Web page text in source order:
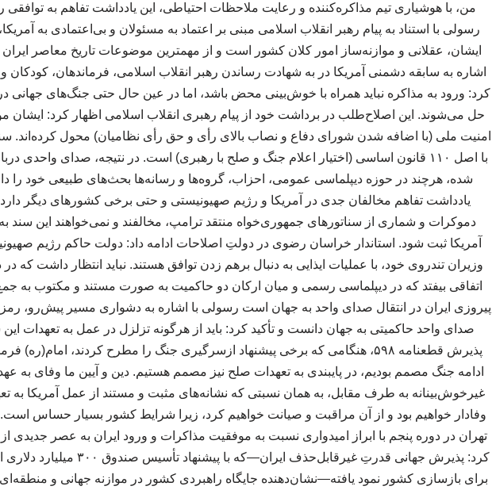
من، با هوشیاری تیم مذاکره‌کننده و رعایت ملاحظات احتیاطی، این یادداشت تفاهم به
رسولی با استناد به پیام رهبر انقلاب اسلامی مبنی بر اعتماد به مسئولان و بی‌اعتمادی به
ایشان، عقلانی و موازنه‌ساز امور کلان کشور است و از مهمترین موضوعات تاریخ معاصر
اشاره به سابقه دشمنی آمریکا در به شهادت رساندن رهبر انقلاب اسلامی، فرماندهان،
کرد: ورود به مذاکره نباید همراه با خوش‌بینی محض باشد، اما در عین حال حتی جنگ‌های جهانی
حل می‌شوند. این اصلاح‌طلب در برداشت خود از پیام رهبری انقلاب اسلامی اظهار کرد: ایشان
امنیت ملی (با اضافه شدن شورای دفاع و نصاب بالای رأی و حق رأی نظامیان) محول کرده‌اند.
با اصل ۱۱۰ قانون اساسی (اختیار اعلام جنگ و صلح با رهبری) است. در نتیجه، صدای واحدی
شده، هرچند در حوزه دیپلماسی عمومی، احزاب، گروه‌ها و رسانه‌ها بحث‌های طبیعی خود را
یادداشت تفاهم مخالفان جدی در آمریکا و رژیم صهیونیستی و حتی برخی کشورهای دیگر
دموکرات و شماری از سناتورهای جمهوری‌خواه منتقد ترامپ، مخالفند و نمی‌خواهند این سند
آمریکا ثبت شود. استاندار خراسان رضوی در دولتِ اصلاحات ادامه داد: دولت حاکم رژیم
وزیران تندروی خود، با عملیات ایذایی به دنبال برهم زدن توافق هستند. نباید انتظار داشت که
اتفاقی بیفتد که در دیپلماسی رسمی و میان ارکان دو حاکمیت به صورت مستند و مکتوب به
پیروزی ایران در انتقال صدای واحد به جهان است رسولی با اشاره به دشواری مسیر پیش‌رو، رمز
صدای واحد حاکمیتی به جهان دانست و تأکید کرد: باید از هرگونه تزلزل در عمل به تعهدات
پذیرش قطعنامه ۵۹۸، هنگامی که برخی پیشنهاد ازسرگیری جنگ را مطرح کردند،
ادامه جنگ مصمم بودیم، در پایبندی به تعهدات صلح نیز مصمم هستیم. دین و آیین ما وفای به
وفادار خواهیم بود و از آن مراقبت و صیانت خواهیم کرد، زیرا شرایط کشور بسیار حساس
تهران در دوره پنجم با ابراز امیدواری نسبت به موفقیت مذاکرات و ورود ایران به عصر جدیدی
کرد: پذیرش جهانی قدرتِ غیرقابل‌حذف
برای بازسازی کشور نمود یافته—نشان‌دهنده جایگاه راهبردی کشور در موازنه جهانی و